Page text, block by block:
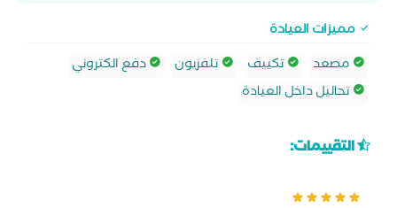
مميزات العيادة
مصعد
تكييف تلفزيون
دفع الكتروني
تحاليل داخل العيادة
التقييمات: